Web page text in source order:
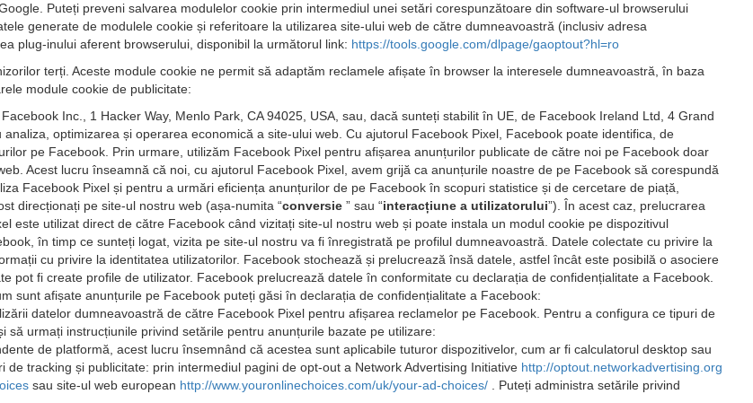
Puteți preveni salvarea modulelor cookie prin intermediul unei setări corespunzătoare din software-ul browserului
generate de modulele cookie și referitoare la utilizarea site-ului web de către dumneavoastră (inclusiv adresa
plug-inului aferent browserului, disponibil la următorul link: https://tools.google.com/dlpage/gaoptout?hl=ro
terți. Aceste module cookie ne permit să adaptăm reclamele afișate în browser la interesele dumneavoastră, în baza
module cookie de publicitate:
Facebook Inc., 1 Hacker Way, Menlo Park, CA 94025, USA, sau, dacă sunteți stabilit în UE, de Facebook Ireland Ltd, 4 Grand
analiza, optimizarea și operarea economică a site-ului web. Cu ajutorul Facebook Pixel, Facebook poate identifica, de
pe Facebook. Prin urmare, utilizăm Facebook Pixel pentru afișarea anunțurilor publicate de către noi pe Facebook doar
Acest lucru înseamnă că noi, cu ajutorul Facebook Pixel, avem grijă ca anunțurile noastre de pe Facebook să corespundă
Facebook Pixel și pentru a urmări eficiența anunțurilor de pe Facebook în scopuri statistice și de cercetare de piață,
direcționați pe site-ul nostru web (așa-numita “conversie ” sau “interacțiune a utilizatorului”). În acest caz, prelucrarea
este utilizat direct de către Facebook când vizitați site-ul nostru web și poate instala un modul cookie pe dispozitivul
în timp ce sunteți logat, vizita pe site-ul nostru va fi înregistrată pe profilul dumneavoastră. Datele colectate cu privire la
cu privire la identitatea utilizatorilor. Facebook stochează și prelucrează însă datele, astfel încât este posibilă o asociere
pot fi create profile de utilizator. Facebook prelucrează datele în conformitate cu declarația de confidențialitate a Facebook.
sunt afișate anunțurile pe Facebook puteți găsi în declarația de confidențialitate a Facebook:
datelor dumneavoastră de către Facebook Pixel pentru afișarea reclamelor pe Facebook. Pentru a configura ce tipuri de
urmați instrucțiunile privind setările pentru anunțurile bazate pe utilizare:
de platformă, acest lucru însemnând că acestea sunt aplicabile tuturor dispozitivelor, cum ar fi calculatorul desktop sau
tracking și publicitate: prin intermediul pagini de opt-out a Network Advertising Initiative http://optout.networkadvertising.org
sau site-ul web european http://www.youronlinechoices.com/uk/your-ad-choices/
. Puteți administra setările privind